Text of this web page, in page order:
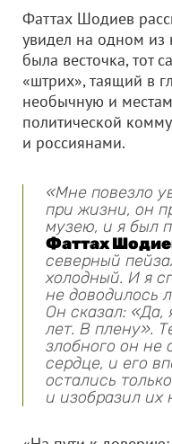
Фаттах Шодиев
увидел на одном из
была весточка, тот
«штрих», таящий в
необычную и
политической
и россиянами.
«Мне повезло
при жизни, он
музею, и я был
Фаттах
северный
холодный. И я
не доводилось
Он сказал: «Да,
лет. В плену».
злобного он не
сердце, и его
остались
и изобразил их